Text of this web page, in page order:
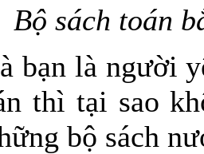
Bộ sách toán
bạn là người
thì tại sao
bộ sách